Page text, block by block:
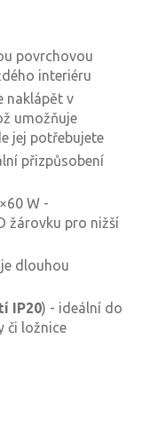
povrchovou
interiéru
naklápět v
umožňuje
jej potřebujete
přizpůsobení
W -
žárovku pro nižší
dlouhou
IP20) - ideální do
či ložnice